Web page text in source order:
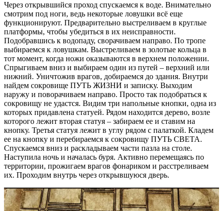
Через открывшийся проход спускаемся к воде. Внимательно
смотрим под ноги, ведь некоторые ловушки всё еще
функционируют. Предварительно выстреливаем в круглые
платформы, чтобы убедиться в их неисправности.
Подобравшись к водопаду, сворачиваем направо. По тропе
выбираемся к ловушкам. Выстреливаем в золотые кольца в
тот момент, когда ножи оказываются в верхнем положении.
Спрыгиваем вниз и выбираем один из путей – верхний или
нижний. Уничтожив врагов, добираемся до здания. Внутри
найдем сокровище ПУТЬ ЖИЗНИ и записку. Выходим
наружу и поворачиваем направо. Просто так подобраться к
сокровищу не удастся. Видим три напольные кнопки, одна из
которых придавлена статуей. Рядом находится дерево, возле
которого лежит вторая статуя – забираем ее и ставим на
кнопку. Третья статуя лежит в углу рядом с палаткой. Кладем
ее на кнопку и перебираемся к сокровищу ПУТЬ СВЕТА.
Спускаемся вниз и раскладываем части пазла на столе.
Наступила ночь и началась буря. Активно перемещаясь по
территории, прожигаем врагов фонариком и расстреливаем
их. Проходим внутрь через открывшуюся дверь.